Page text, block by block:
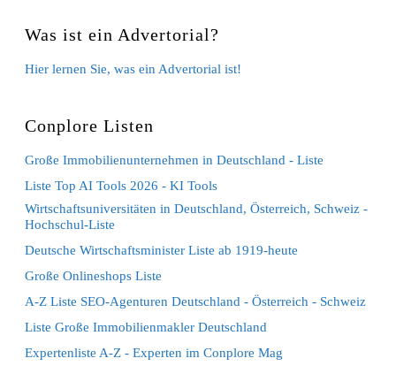
Was ist ein Advertorial?
Hier lernen Sie, was ein Advertorial ist!
Conplore Listen
Große Immobilienunternehmen in Deutschland - Liste
Liste Top AI Tools 2026 - KI Tools
Wirtschaftsuniversitäten in Deutschland, Österreich, Schweiz -
Hochschul-Liste
Deutsche Wirtschaftsminister Liste ab 1919-heute
Große Onlineshops Liste
A-Z Liste SEO-Agenturen Deutschland - Österreich - Schweiz
Liste Große Immobilienmakler Deutschland
Expertenliste A-Z - Experten im Conplore Mag